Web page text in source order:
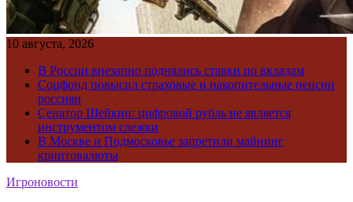
10 августа, 2026
В России внезапно поднялись ставки по вкладам
Соцфонд повысил страховые и накопительные пенсии
россиян
Сенатор Шейкин: цифровой рубль не является
инструментом слежки
В Москве и Подмосковье запретили майнинг
криптовалюты
Игроновости